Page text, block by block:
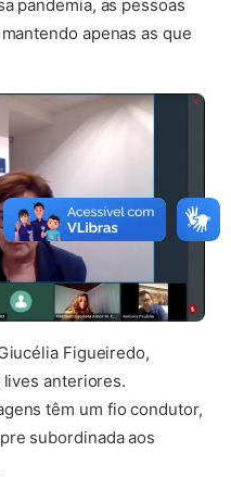
pandemia, as pessoas
apenas as que
Figueiredo,
anteriores.
têm um fio condutor,
subordinada aos